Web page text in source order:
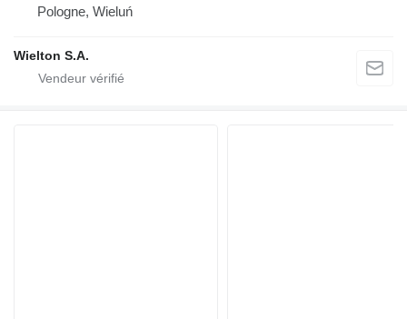
Pologne, Wieluń
Wielton S.A.